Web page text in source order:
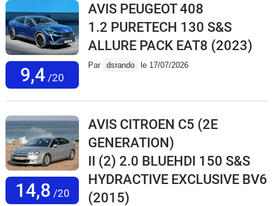
9,4 /20
AVIS PEUGEOT 408
1.2 PURETECH 130 S&S
ALLURE PACK EAT8 (2023)
Par dsrando le 17/07/2026
14,8 /20
AVIS CITROEN C5 (2E
GENERATION)
II (2) 2.0 BLUEHDI 150 S&S
HYDRACTIVE EXCLUSIVE BV6
(2015)